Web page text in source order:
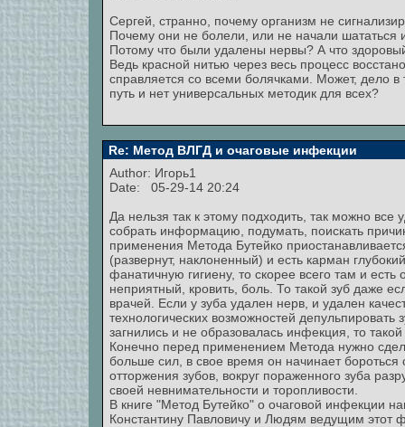
Сергей, странно, почему организм не
Почему они не болели, или не начали шататься
Потому что были удалены нервы? А что
Ведь красной нитью через весь процесс
справляется со всеми болячками. Может, дело в
путь и нет универсальных методик для всех?
Re: Метод ВЛГД и очаговые инфекции
Author: Игорь1
Date: 05-29-14 20:24
Да нельзя так к этому подходить, так можно все
собрать информацию, подумать, поискать
применения Метода Бутейко
(развернут, наклоненный) и есть карман
фанатичную гигиену, то скорее всего там и есть
неприятный, кровить, боль. То такой зуб даже
врачей. Если у зуба удален нерв, и удален
технологических возможностей
загнились и не образовалась инфекция, то
Конечно перед применением Метода нужно
больше сил, в свое время он начинает
отторжения зубов, вокруг пораженного зуба
своей невнимательности и торопливости.
В книге "Метод Бутейко" о очаговой инфекции
Константину Павловичу и Людям ведущим этот